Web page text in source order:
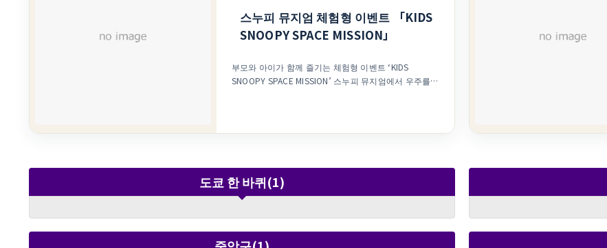
스누피 뮤지엄 체험형 이벤트 「KIDS
SNOOPY SPACE MISSION」
부모와 아이가 함께 즐기는 체험형 이벤트 ‘KIDS
SNOOPY SPACE MISSION’ 스누피 뮤지엄에서 우주를
방학에 딱 맞는 이벤트입니다. ‘KIDS SNOOPY SPACE
니다. 전용 우주 베스트를 착용하고 미션 시트를 받으면
출발 준비 완료. 우주비행사가 된 기분으로 스누피와 함
께 달을 향해 나아갑니다. 개최 기간은 2026년 7월 18일
(토)부터 8월 30일(일)까지. 장소는 도쿄도 마치다시의
스누피 뮤지엄입니다. 대상은 4세부터 초등학생 이하의
어린이이며, 이벤트 참가비는 무료입니다. 단, 스누피 뮤
도쿄 한 바퀴(1)